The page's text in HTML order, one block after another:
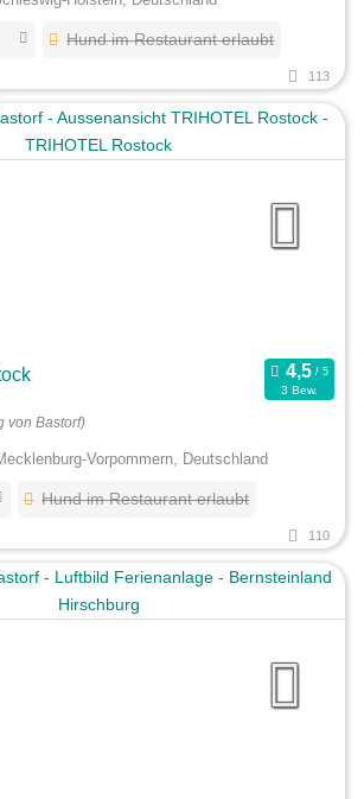
Hund im Restaurant erlaubt
113
3 Bew.
von Bastorf)
Vorpommern, Deutschland
Hund im Restaurant erlaubt
110